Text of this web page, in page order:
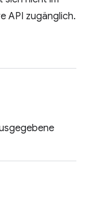
API zugänglich.